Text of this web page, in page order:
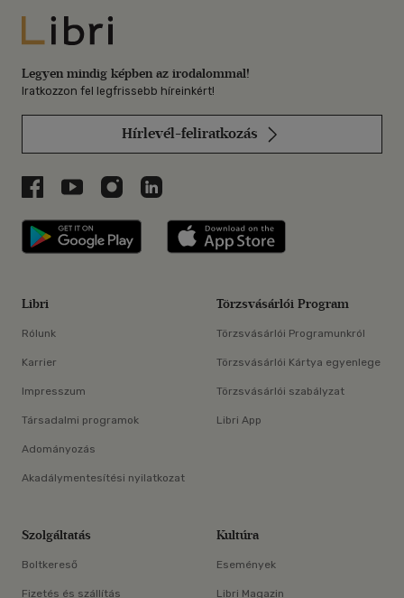
Libri
Legyen mindig képben az irodalommal!
Iratkozzon fel legfrissebb híreinkért!
Hírlevél-feliratkozás
Libri a Facebookon
Libri a Youtube-on
Libri az Instagramon
Libri a LinkedInen
Libri applikáció Szerezd meg: Google
Libri
Rólunk
Karrier
Impresszum
Társadalmi programok
Adományozás
Akadálymentesítési nyilatkozat
Törzsvásárlói Program
Törzsvásárlói Programunkról
Törzsvásárlói Kártya egyenlege
Törzsvásárlói szabályzat
Libri App
Szolgáltatás
Boltkereső
Fizetés és szállítás
Kultúra
Események
Libri Magazin